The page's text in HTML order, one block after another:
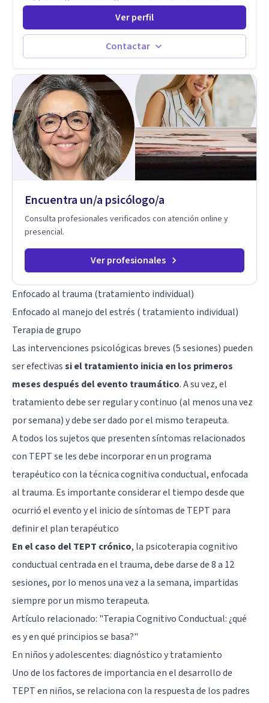
experiencia. He dictado conferencias, escrito artículos y
ejercido como profesora universitaria. Un dato curioso: he
vivido en varios países y conozco de primera mano lo que
significa ser migrante, adaptarse a los cambios y empezar de
nuevo.
Ver perfil
Contactar
Encuentra un/a psicólogo/a
Consulta profesionales verificados con atención online y
presencial.
Ver profesionales
Enfocado al trauma (tratamiento individual)
Enfocado al manejo del estrés ( tratamiento individual)
Terapia de grupo
Las intervenciones psicológicas breves (5 sesiones) pueden
ser efectivassi el tratamiento inicia en los primeros
meses después del evento traumático. A su vez, el
tratamiento debe ser regular y continuo (al menos una vez
por semana) y debe ser dado por el mismo terapeuta.
A todos los sujetos que presenten síntomas relacionados
con TEPT se les debe incorporar en un programa
terapéutico con la técnica cognitiva conductual, enfocada
al trauma. Es importante considerar el tiempo desde que
ocurrió el evento y el inicio de síntomas de TEPT para
definir el plan terapéutico
En el caso del TEPT crónico, la psicoterapia cognitivo
conductual centrada en el trauma, debe darse de 8 a 12
sesiones, por lo menos una vez a la semana, impartidas
siempre por un mismo terapeuta.
Artículo relacionado: "Terapia Cognitivo Conductual: ¿qué
es y en qué principios se basa?"
En niños y adolescentes: diagnóstico y tratamiento
Uno de los factores de importancia en el desarrollo de
TEPT en niños, se relaciona con la respuesta de los padres